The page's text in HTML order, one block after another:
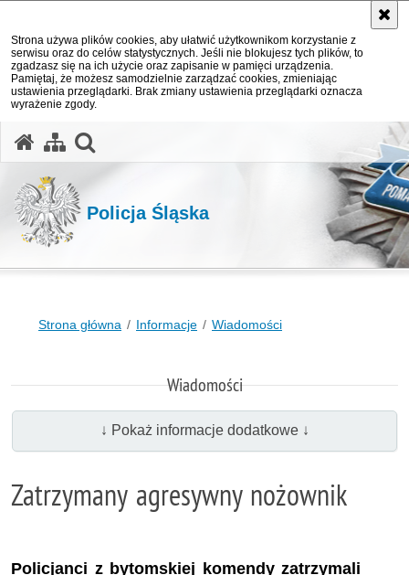
Strona używa plików cookies, aby ułatwić użytkownikom korzystanie z
serwisu oraz do celów statystycznych. Jeśli nie blokujesz tych plików, to
zgadzasz się na ich użycie oraz zapisanie w pamięci urządzenia.
Pamiętaj, że możesz samodzielnie zarządzać cookies, zmieniając
ustawienia przeglądarki. Brak zmiany ustawienia przeglądarki oznacza
wyrażenie zgody.
Policja Śląska
Strona główna Informacje Wiadomości
Wiadomości
↓ Pokaż informacje dodatkowe ↓
Zatrzymany agresywny nożownik
Policjanci z bytomskiej komendy zatrzymali